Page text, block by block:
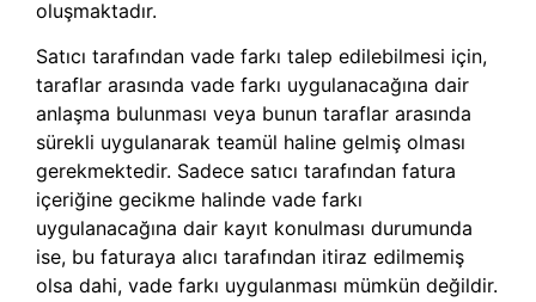
oluşmaktadır.
Satıcı tarafından vade farkı talep edilebilmesi için,
taraflar arasında vade farkı uygulanacağına dair
anlaşma bulunması veya bunun taraflar arasında
sürekli uygulanarak teamül haline gelmiş olması
gerekmektedir. Sadece satıcı tarafından fatura
içeriğine gecikme halinde vade farkı
uygulanacağına dair kayıt konulması durumunda
ise, bu faturaya alıcı tarafından itiraz edilmemiş
olsa dahi, vade farkı uygulanması mümkün değildir.